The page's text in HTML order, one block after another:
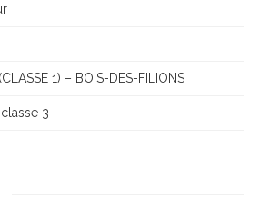
1) – BOIS-DES-FILIONS
3